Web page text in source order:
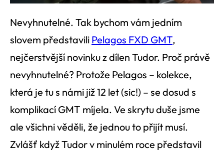
Nevyhnutelné. Tak bychom vám jedním
slovem představili Pelagos FXD GMT,
nejčerstvější novinku z dílen Tudor. Proč právě
nevyhnutelné? Protože Pelagos – kolekce,
která je tu s námi již 12 let (sic!) – se dosud s
komplikací GMT míjela. Ve skrytu duše jsme
ale všichni věděli, že jednou to přijít musí.
Zvlášť když Tudor v minulém roce představil